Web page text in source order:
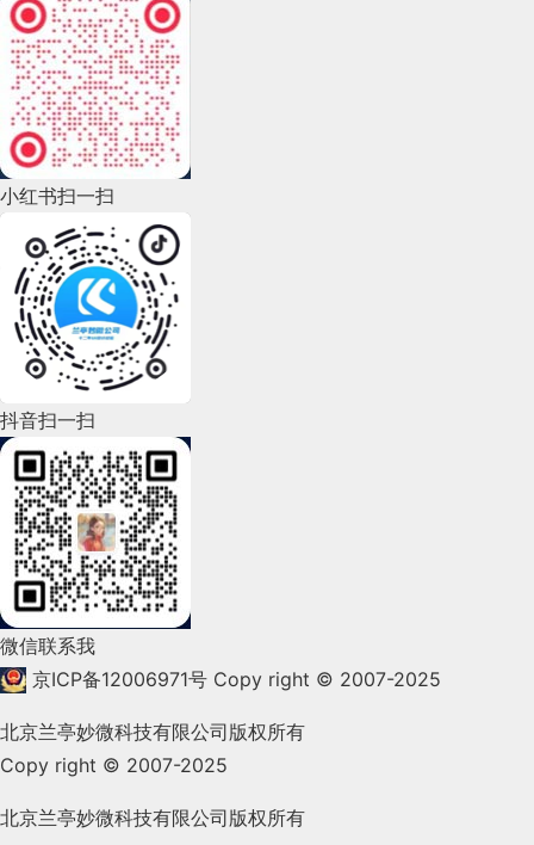
2022年12月(45)
2022年11月(69)
2022年10月(51)
2022年9月(135)
2022年8月(60)
2022年7月(111)
2022年6月(162)
2022年5月(143)
2022年4月(86)
2022年3月(119)
2022年2月(53)
2022年1月(99)
2021年12月(105)
2021年9月(153)
2021年8月(147)
小红书扫一扫
抖音扫一扫
微信联系我
京ICP备12006971号 Copy right © 2007-2025
北京兰亭妙微科技有限公司版权所有
Copy right © 2007-2025
北京兰亭妙微科技有限公司版权所有